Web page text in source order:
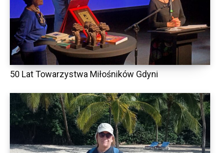
50 Lat Towarzystwa Miłośników Gdyni